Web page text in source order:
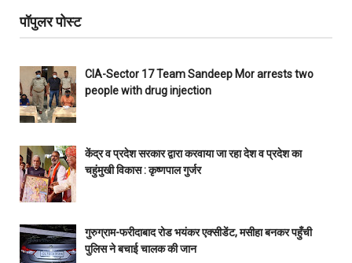
पॉपुलर पोस्ट
CIA-Sector 17 Team Sandeep Mor arrests two
people with drug injection
केंद्र व प्रदेश सरकार द्वारा करवाया जा रहा देश व प्रदेश का
चहुंमुखी विकास : कृष्णपाल गुर्जर
गुरुग्राम-फरीदाबाद रोड भयंकर एक्सीडेंट, मसीहा बनकर पहुँची
पुलिस ने बचाई चालक की जान